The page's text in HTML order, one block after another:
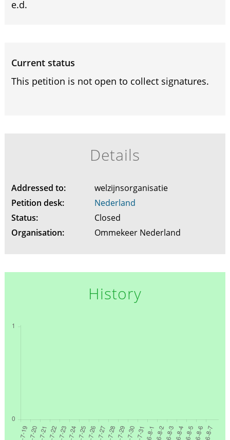
e.d.
Current status
This petition is not open to collect signatures.
Details
Addressed to:
welzijnsorganisatie
Petition desk:
Nederland
Status:
Closed
Organisation:
Ommekeer Nederland
History